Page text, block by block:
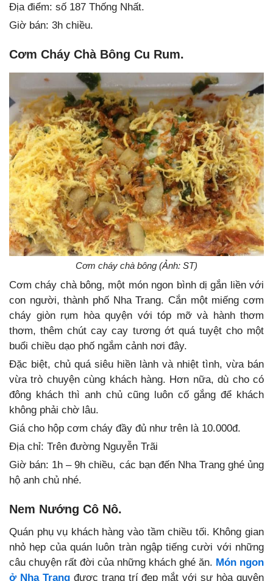
Địa điểm: số 187 Thống Nhất.
Giờ bán: 3h chiều.
Cơm Cháy Chà Bông Cu Rum.
Cơm cháy chà bông (Ảnh: ST)
Cơm cháy chà bông, một món ngon bình dị gắn liền với
con người, thành phố Nha Trang. Cắn một miếng cơm
cháy giòn rụm hòa quyện với tóp mỡ và hành thơm
thơm, thêm chút cay cay tương ớt quá tuyệt cho một
buổi chiều dạo phố ngắm cảnh nơi đây.
Đặc biệt, chủ quá siêu hiền lành và nhiệt tình, vừa bán
vừa trò chuyện cùng khách hàng. Hơn nữa, dù cho có
đông khách thì anh chủ cũng luôn cố gắng để khách
không phải chờ lâu.
Giá cho hộp cơm cháy đầy đủ như trên là 10.000đ.
Địa chỉ: Trên đường Nguyễn Trãi
Giờ bán: 1h – 9h chiều, các bạn đến Nha Trang ghé ủng
hộ anh chủ nhé.
Nem Nướng Cô Nô.
Quán phụ vụ khách hàng vào tầm chiều tối. Không gian
nhỏ hẹp của quán luôn tràn ngập tiếng cười với những
câu chuyện rất đời của những khách ghé ăn. Món ngon
ở Nha Trangđược trang trí đẹp mắt với sự hòa quyện